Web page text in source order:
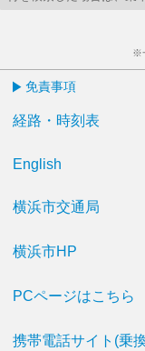
※
免責事項
経路・時刻表
English
横浜市交通局
横浜市HP
PCページはこちら
携帯電話サイト(乗